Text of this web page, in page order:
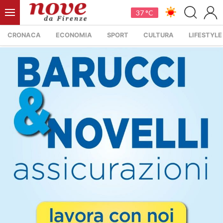
37 °C
CRONACA ECONOMIA SPORT CULTURA LIFESTYLE